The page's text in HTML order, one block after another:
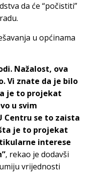
da će “počistiti”
u općinama
Nažalost, ova
Vi znate da je bilo
je to projekat
u svim
Centru se to zaista
je to projekat
interese
, rekao je dodavši
vrijednosti